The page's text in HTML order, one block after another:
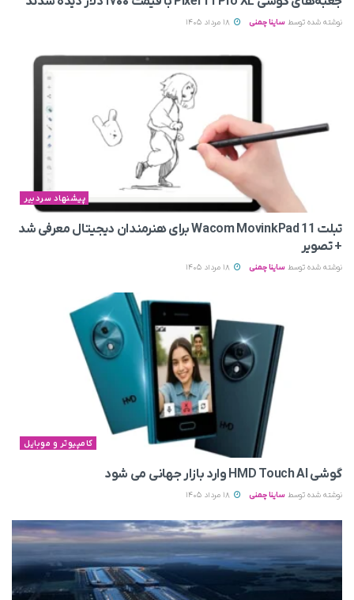
نوشته شده توسط ساینا چمنی
پیشنهاد سردبیر
تبلت Wacom MovinkPad 11 برای هنرمندان دیجیتال معرفی شد
+ تصویر
نوشته شده توسط ساینا چمنی
کامپیوتر و موبایل
گوشی HMD Touch AI وارد بازار جهانی می‌ شود
نوشته شده توسط ساینا چمنی